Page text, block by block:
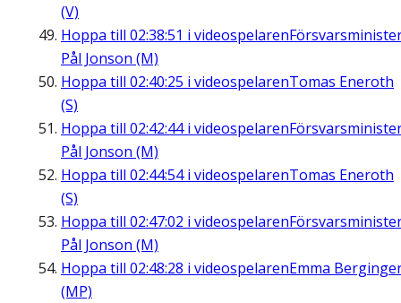
(V)
Hoppa till 02:38:51 i videospelaren
Pål Jonson (M)
Hoppa till 02:40:25 i videospelarenTomas Eneroth
(S)
Hoppa till 02:42:44i videospelaren
Pål Jonson (M)
Hoppa till 02:44:54i videospelarenTomas Eneroth
(S)
Hoppa till 02:47:02 i videospelaren
Pål Jonson (M)
Hoppa till 02:48:28 i videospelarenEmma
(MP)